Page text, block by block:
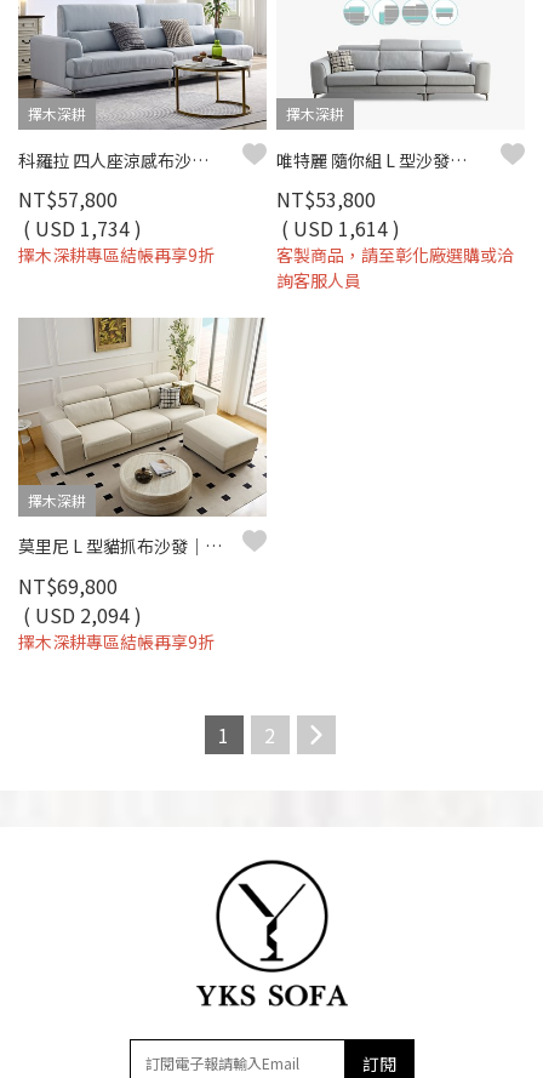
擇木深耕
科羅拉 四人座涼感布沙發｜冰感涼感布 × 高密度彈力坐墊 × 十年骨架保固 – 擇木深耕系列
NT$57,800
( USD 1,734 )
擇木深耕專區結帳再享9折
擇木深耕
唯特麗 隨你組 L 型沙發｜涼感布 × 高密度彈力坐墊 × 十年骨架保固 – 擇木深耕系列
NT$53,800
( USD 1,614 )
客製商品，請至彰化廠選購或洽
詢客服人員
擇木深耕
莫里尼 L 型貓抓布沙發｜舒柔貓抓布 × 可調頭靠 × 十年骨架保固 – 擇木深耕系列
NT$69,800
( USD 2,094 )
擇木深耕專區結帳再享9折
1 2
訂閱